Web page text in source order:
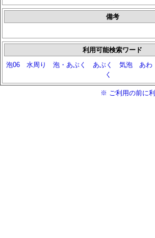
備考
利用可能検索ワード
泡06
水周り 泡・あぶく あぶく 気泡 あわ
く
※ ご利用の前に利